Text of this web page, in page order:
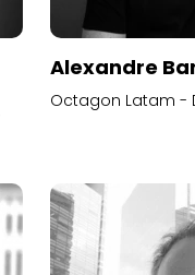
Alexandre
Octagon Latam -